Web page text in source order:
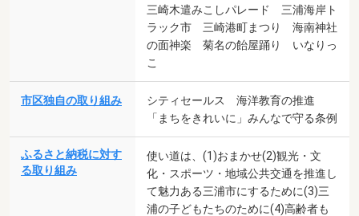
三崎木遣みこしパレード 三浦海岸ト
ラック市 三崎港町まつり 海南神社
の面神楽 菊名の飴屋踊り いなりっ
こ
市区独自の取り組み
シティセールス 海洋教育の推進
「まちをきれいに」みんなで守る条例
ふるさと納税に対す
る取り組み
使い道は、(1)おまかせ(2)観光・文
化・スポーツ・地域公共交通を推進し
て魅力ある三浦市にするために(3)三
浦の子どもたちのために(4)高齢者も